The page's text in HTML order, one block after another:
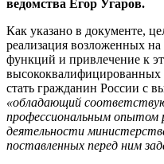
ведомства Егор Угаров.
Как указано в документе,
реализация возложенных на
функций и привлечение к
стать гражданин России с
«обладающий
профессиональным опытом
деятельности
поставленных перед ним